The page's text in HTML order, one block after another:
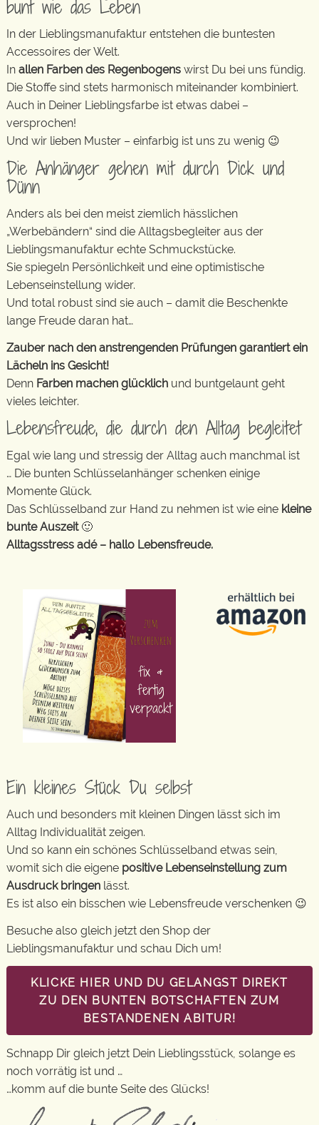
bunt wie das Leben
In der Lieblingsmanufaktur entstehen die buntesten
Accessoires der Welt.
In allen Farben des Regenbogens wirst Du bei uns fündig.
Die Stoffe sind stets harmonisch miteinander kombiniert.
Auch in Deiner Lieblingsfarbe ist etwas dabei –
versprochen!
Und wir lieben Muster – einfarbig ist uns zu wenig 😉
Die Anhänger gehen mit durch Dick und
Dünn
Anders als bei den meist ziemlich hässlichen
„Werbebändern“ sind die Alltagsbegleiter aus der
Lieblingsmanufaktur echte Schmuckstücke.
Sie spiegeln Persönlichkeit und eine optimistische
Lebenseinstellung wider.
Und total robust sind sie auch – damit die Beschenkte
lange Freude daran hat…
Zauber nach den anstrengenden Prüfungen garantiert ein
Lächeln ins Gesicht!
Denn Farben machen glücklich und buntgelaunt geht
vieles leichter.
Lebensfreude, die durch den Alltag begleitet
Egal wie lang und stressig der Alltag auch manchmal ist
… Die bunten Schlüsselanhänger schenken einige
Momente Glück.
Das Schlüsselband zur Hand zu nehmen ist wie eine kleine
bunte Auszeit🙂
Alltagsstress adé – hallo Lebensfreude.
Ein kleines Stück Du selbst
Auch und besonders mit kleinen Dingen lässt sich im
Alltag Individualität zeigen.
Und so kann ein schönes Schlüsselband etwas sein,
womit sich die eigene positive Lebenseinstellung zum
Ausdruck bringen lässt.
Es ist also ein bisschen wie Lebensfreude verschenken 😉
Besuche also gleich jetzt den Shop der
Lieblingsmanufaktur und schau Dich um!
KLICKE HIER UND DU GELANGST DIREKT
ZU DEN BUNTEN BOTSCHAFTEN ZUM
BESTANDENEN ABITUR!
Schnapp Dir gleich jetzt Dein Lieblingsstück, solange es
noch vorrätig ist und …
…komm auf die bunte Seite des Glücks!